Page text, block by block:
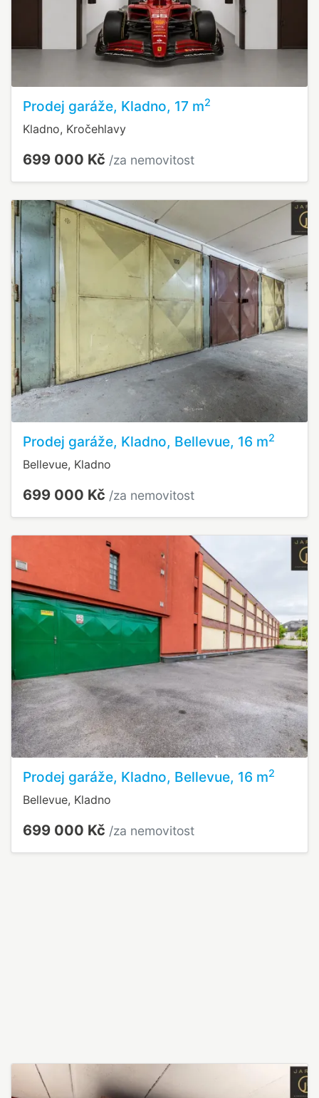
Prodej garáže, Kladno, 17 m2
Kladno, Kročehlavy
699 000 Kč /za nemovitost
Prodej garáže, Kladno, Bellevue, 16 m2
Bellevue, Kladno
699 000 Kč /za nemovitost
Prodej garáže, Kladno, Bellevue, 16 m2
Bellevue, Kladno
699 000 Kč /za nemovitost